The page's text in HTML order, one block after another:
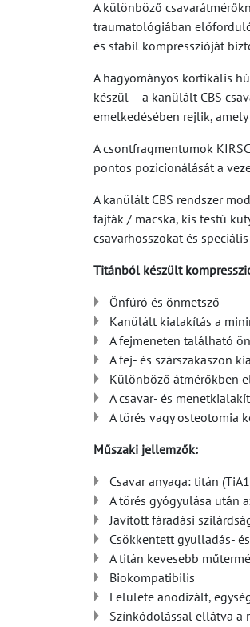
A különböző
traumatológiában előforduló
és stabil kompresszióját
A hagyományos kortikális
készül – a kanülált CBS
emelkedésében rejlik,
A csontfragmentumok
pontos pozicionálását a
A kanülált CBS rendszer
fajták / macska, kis testű
csavarhosszokat és
Titánból készült
Önfúró és önmetsző
Kanülált kialakítás a
A fejmeneten található
A fej- és szárszakaszon
Különböző átmérőkben
A csavar- és
A törés vagy osteotomia
Műszaki jellemzők:
Csavar anyaga: titán
A törés gyógyulása után
Javított fáradási
Csökkentett gyulladás-
A titán kevesebb
Biokompatibilis
Felülete anodizált,
Színkódolással ellátva a